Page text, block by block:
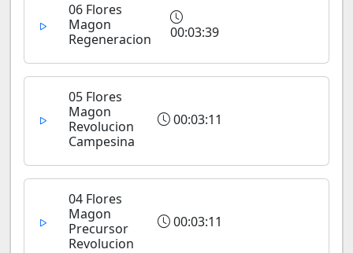
06 Flores
Magon
Regeneracion
00:03:39
05 Flores
Magon
Revolucion
Campesina
00:03:11
04 Flores
Magon
Precursor
Revolucion
00:03:11